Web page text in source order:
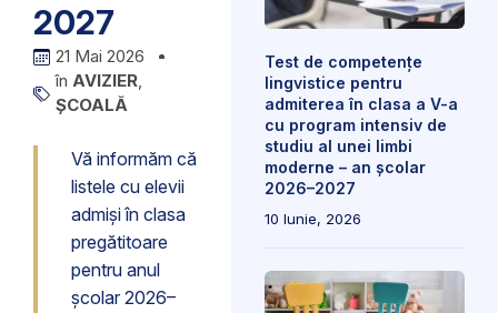
2027
21 Mai 2026
în AVIZIER,
ȘCOALĂ
Vă informăm că
listele cu elevii
admiși în clasa
pregătitoare
pentru anul
școlar 2026–
Test de competențe
lingvistice pentru
admiterea în clasa a V-a
cu program intensiv de
studiu al unei limbi
moderne – an școlar
2026–2027
10 Iunie, 2026